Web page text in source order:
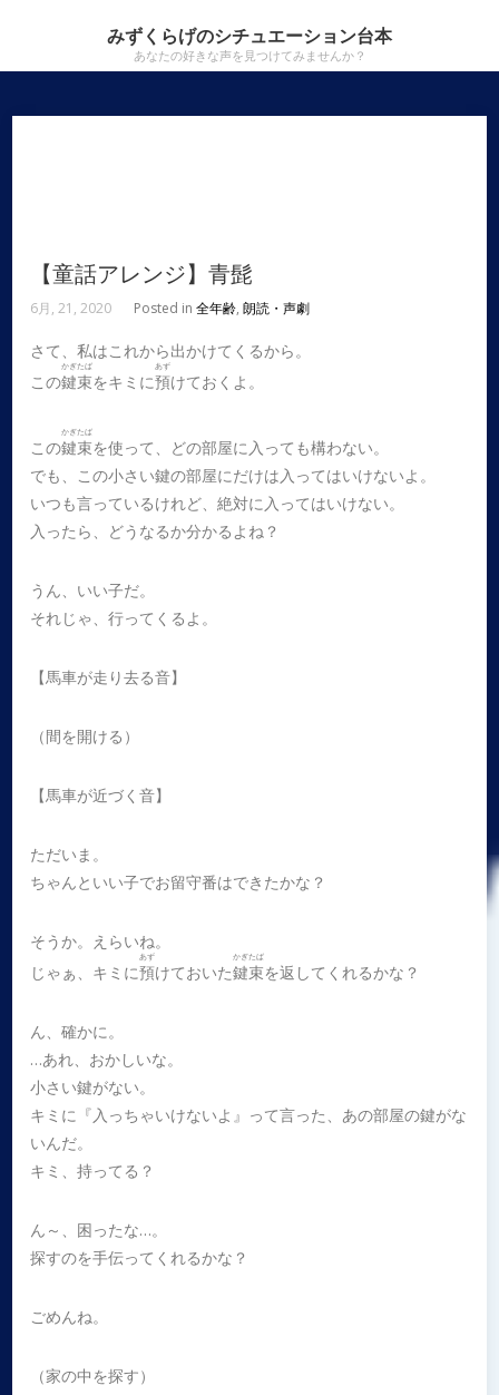
みずくらげのシチュエーション台本
あなたの好きな声を見つけてみませんか？
【童話アレンジ】青髭
6月, 21, 2020 Posted in全年齢,朗読・声劇
さて、私はこれから出かけてくるから。
この鍵束
かぎたば
をキミに預
あず
けておくよ。
この鍵束
かぎたば
を使って、どの部屋に入っても構わない。
でも、この小さい鍵の部屋にだけは入ってはいけないよ。
いつも言っているけれど、絶対に入ってはいけない。
入ったら、どうなるか分かるよね？
うん、いい子だ。
それじゃ、行ってくるよ。
【馬車が走り去る音】
（間を開ける）
【馬車が近づく音】
ただいま。
ちゃんといい子でお留守番はできたかな？
そうか。えらいね。
じゃぁ、キミに預
あず
けておいた鍵束
かぎたば
を返してくれるかな？
ん、確かに。
…あれ、おかしいな。
小さい鍵がない。
キミに『入っちゃいけないよ』って言った、あの部屋の鍵がな
いんだ。
キミ、持ってる？
ん～、困ったな…。
探すのを手伝ってくれるかな？
ごめんね。
（家の中を探す）